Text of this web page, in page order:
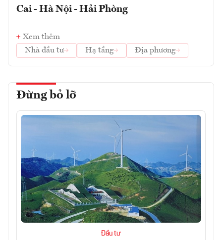
Cai - Hà Nội - Hải Phòng
Xem thêm
Nhà đầu tư
Hạ tầng Địa phương
Đừng bỏ lỡ
Đầu tư